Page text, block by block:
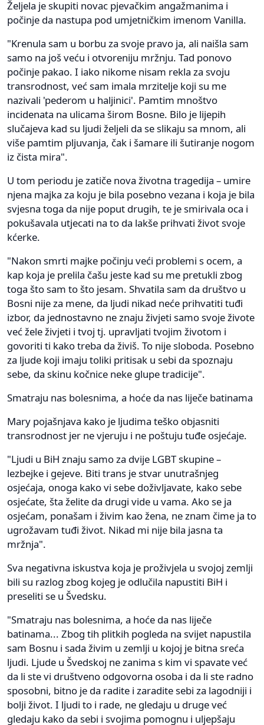
Željela je skupiti novac pjevačkim angažmanima i
počinje da nastupa pod umjetničkim imenom Vanilla.
"Krenula sam u borbu za svoje pravo ja, ali naišla sam
samo na još veću i otvoreniju mržnju. Tad ponovo
počinje pakao. I iako nikome nisam rekla za svoju
transrodnost, već sam imala mrzitelje koji su me
nazivali 'pederom u haljinici'. Pamtim mnoštvo
incidenata na ulicama širom Bosne. Bilo je lijepih
slučajeva kad su ljudi željeli da se slikaju sa mnom, ali
više pamtim pljuvanja, čak i šamare ili šutiranje nogom
iz čista mira".
U tom periodu je zatiče nova životna tragedija – umire
njena majka za koju je bila posebno vezana i koja je bila
svjesna toga da nije poput drugih, te je smirivala oca i
pokušavala utjecati na to da lakše prihvati život svoje
kćerke.
"Nakon smrti majke počinju veći problemi s ocem, a
kap koja je prelila čašu jeste kad su me pretukli zbog
toga što sam to što jesam. Shvatila sam da društvo u
Bosni nije za mene, da ljudi nikad neće prihvatiti tuđi
izbor, da jednostavno ne znaju živjeti samo svoje živote
već žele živjeti i tvoj tj. upravljati tvojim životom i
govoriti ti kako treba da živiš. To nije sloboda. Posebno
za ljude koji imaju toliki pritisak u sebi da spoznaju
sebe, da skinu kočnice neke glupe tradicije".
Smatraju nas bolesnima, a hoće da nas liječe batinama
Mary pojašnjava kako je ljudima teško objasniti
transrodnost jer ne vjeruju i ne poštuju tuđe osjećaje.
"Ljudi u BiH znaju samo za dvije LGBT skupine –
lezbejke i gejeve. Biti trans je stvar unutrašnjeg
osjećaja, onoga kako vi sebe doživljavate, kako sebe
osjećate, šta želite da drugi vide u vama. Ako se ja
osjećam, ponašam i živim kao žena, ne znam čime ja to
ugrožavam tuđi život. Nikad mi nije bila jasna ta
mržnja".
Sva negativna iskustva koja je proživjela u svojoj zemlji
bili su razlog zbog kojeg je odlučila napustiti BiH i
preseliti se u Švedsku.
"Smatraju nas bolesnima, a hoće da nas liječe
batinama... Zbog tih plitkih pogleda na svijet napustila
sam Bosnu i sada živim u zemlji u kojoj je bitna sreća
ljudi. Ljude u Švedskoj ne zanima s kim vi spavate već
da li ste vi društveno odgovorna osoba i da li ste radno
sposobni, bitno je da radite i zaradite sebi za lagodniji i
bolji život. I ljudi to i rade, ne gledaju u druge već
gledaju kako da sebi i svojima pomognu i uljepšaju